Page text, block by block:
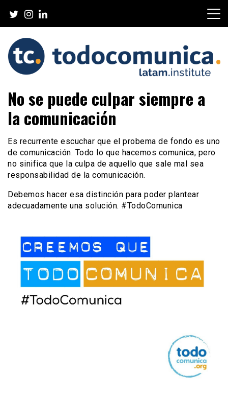
content
TodoComunica x LATAM
Institute
No se puede culpar siempre a
la comunicación
Es recurrente escuchar que el probema de fondo es uno
de comunicación. Todo lo que hacemos comunica, pero
no sinifica que la culpa de aquello que sale mal sea
responsabilidad de la comunicación.
Debemos hacer esa distinción para poder plantear
adecuadamente una solución. #TodoComunica